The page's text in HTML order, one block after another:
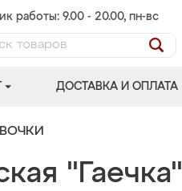
работы: 9.00 - 20.00, пн-вс
ДОСТАВКА И ОПЛАТА
"Гаечка"